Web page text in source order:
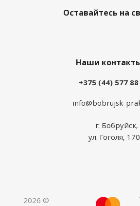
Оставайтесь на
Наши
+375 (44) 577 88
info@bobrujsk-
г. Бобруйск,
ул. Гоголя,
2026 ©